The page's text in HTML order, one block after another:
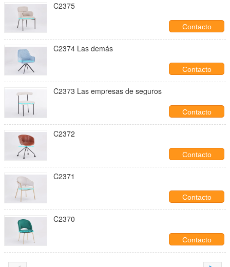
C2375
Contacto
C2374 Las demás
Contacto
C2373 Las empresas de seguros
Contacto
C2372
Contacto
C2371
Contacto
C2370
Contacto